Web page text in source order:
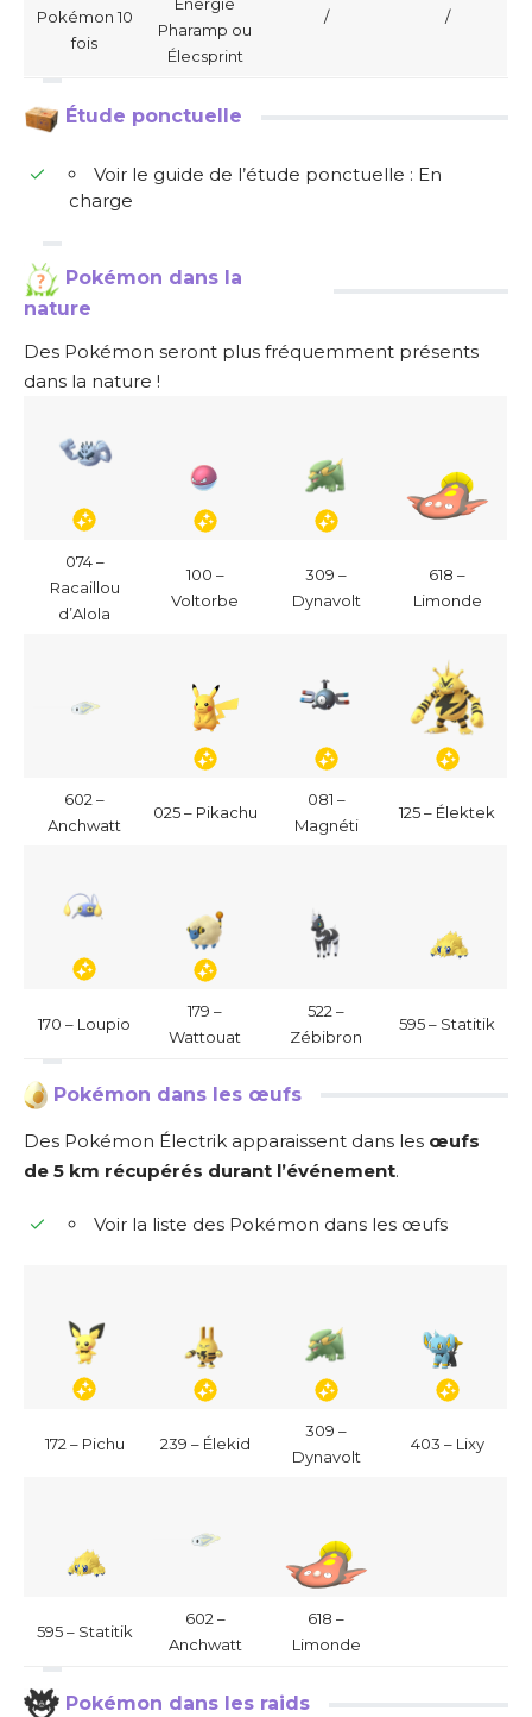
Pokémon 10
fois
Pharamp ou
Élecsprint
/ /
Étude ponctuelle
Voir le guide de l’étude ponctuelle : En
charge
Pokémon dans la
nature
Des Pokémon seront plus fréquemment présents
dans la nature !
074 –
Racaillou
d’Alola
100 –
Voltorbe
309 –
Dynavolt
618 –
Limonde
602 –
Anchwatt
025 – Pikachu
081 –
Magnéti
125 – Élektek
170 – Loupio
179 –
Wattouat
522 –
Zébibron
595 – Statitik
Pokémon dans les œufs
Des Pokémon Électrik apparaissent dans les œufs
de 5 km récupérés durant l’événement.
Voir la liste des Pokémon dans les œufs
172 – Pichu 239 – Élekid
309 –
Dynavolt
403 – Lixy
595 – Statitik
602 –
Anchwatt
618 –
Limonde
Pokémon dans les raids